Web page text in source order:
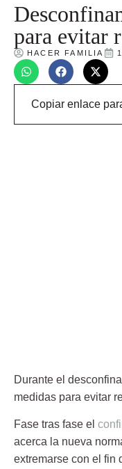
para evitar
HACER FAMILIA
Copiar enlace
Durante el
medidas para evitar
Fase tras fase el
acerca la nueva
extremarse con el fin